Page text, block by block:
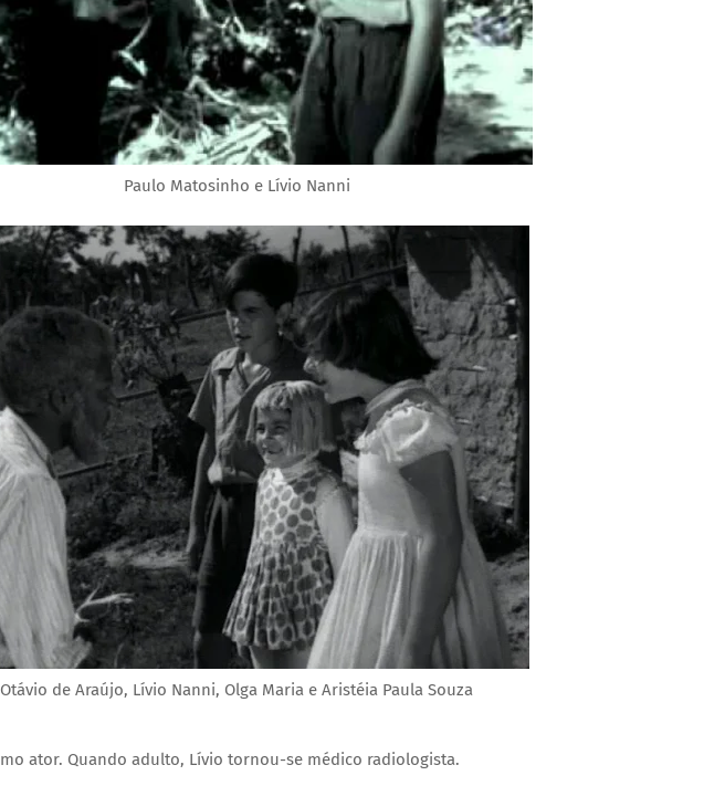
Paulo Matosinho e Lívio Nanni
Otávio de Araújo, Lívio Nanni, Olga Maria e Aristéia Paula Souza
ator. Quando adulto, Lívio tornou-se médico radiologista.